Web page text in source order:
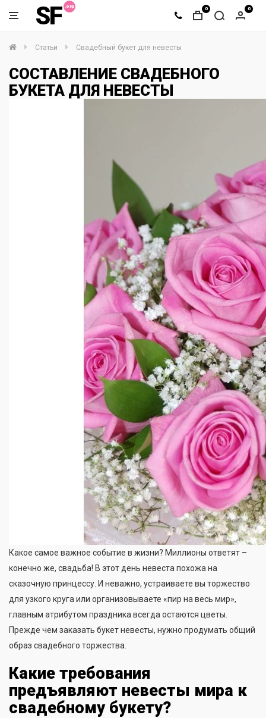
SF 0 0
Статьи Свадебный букет для невесты
СОСТАВЛЕНИЕ СВАДЕБНОГО
БУКЕТА ДЛЯ НЕВЕСТЫ
Какое самое важное событие в жизни? Миллионы ответят –
конечно же, свадьба! В этот день невеста похожа на
сказочную принцессу. И неважно, устраиваете вы торжество
для узкого круга или организовываете «пир на весь мир»,
главным атрибутом праздника всегда остаются цветы.
Прежде чем заказать букет невесты, нужно продумать общий
образ свадебного торжества.
Какие требования
предъявляют невесты мира к
свадебному букету?